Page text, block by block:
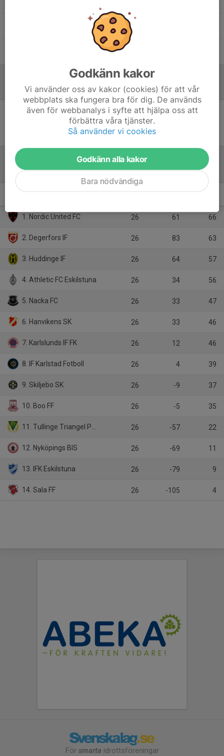
Tränare
Lagledare
Referat
Inget referat skrivet
Tabell
1. Nordic United FC 26 61 66
2. Degerfors IF 26 83 63
3. Huddinge IF 26 64 57
4. Athletic FC Eskilstuna 26 34 56
5. Nacka FC 26 33 47
6. Hanvikens SK 26 33 46
7. Karlslunds IF FK 26 12 46
8. IF Karlstad Fotboll 26 4 39
9. Skiljebo SK 26 -9 37
10. Boo FF 26 -5 35
11. Tullinge Triangel Pojkar FK 26 -57 22
12. Nyköpings BIS 26 -69 11
13. IFK Eskilstuna 26 -79 9
14. Sala FF 26 -105 4
För smarta idrottsföreningar
Godkänn kakor
Vi använder oss av kakor (cookies) för att vår
webbplats ska fungera bra för dig. De används
även för webbanalys i syfte att hjälpa oss att
förbättra våra tjänster.
Så använder vi cookies
Godkänn alla kakor
Bara nödvändiga